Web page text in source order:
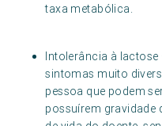
taxa metabólica.
Intolerância à lactose
sintomas muito
pessoa que podem
possuírem gravidade